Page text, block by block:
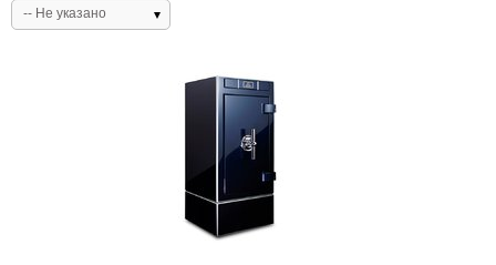
-- Не указано